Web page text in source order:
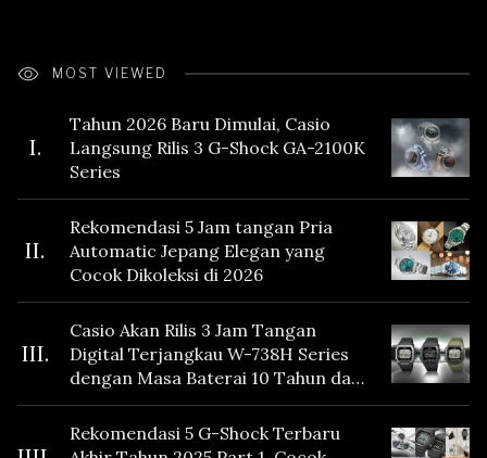
MOST VIEWED
I.
Tahun 2026 Baru Dimulai, Casio
Langsung Rilis 3 G-Shock GA-2100K
Series
II.
Rekomendasi 5 Jam tangan Pria
Automatic Jepang Elegan yang
Cocok Dikoleksi di 2026
III.
Casio Akan Rilis 3 Jam Tangan
Digital Terjangkau W-738H Series
dengan Masa Baterai 10 Tahun dan
Fitur Vibration
Rekomendasi 5 G-Shock Terbaru